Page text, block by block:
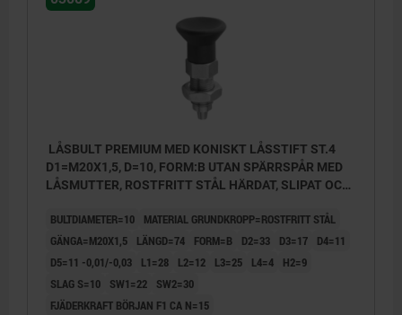
LÅSBULT PREMIUM MED KONISKT LÅSSTIFT ST.4
D1=M20X1,5, D=10, FORM:B UTAN SPÄRRSPÅR MED
LÅSMUTTER, ROSTFRITT STÅL HÄRDAT, SLIPAT OCH
BULTDIAMETER=10
MATERIAL GRUNDKROPP=ROSTFRITT STÅL
GÄNGA=M20X1,5
LÄNGD=74 FORM=B D2=33 D3=17
D4=11
D5=11 -0,01/-0,03
L1=28 L2=12 L3=25 L4=4
H2=9
SLAG S=10
SW1=22
SW2=30
FJÄDERKRAFT BÖRJAN F1 CA N=15